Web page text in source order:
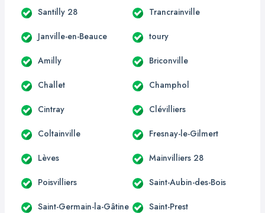
Santilly 28 Trancrainville
Janville-en-Beauce toury
Amilly Briconville
Challet Champhol
Cintray Clévilliers
Coltainville Fresnay-le-Gilmert
Lèves Mainvilliers 28
Poisvilliers Saint-Aubin-des-Bois
Saint-Germain-la-Gâtine Saint-Prest